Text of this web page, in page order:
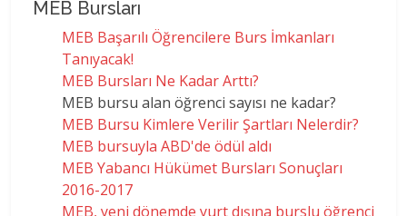
MEB Bursları
MEB Başarılı Öğrencilere Burs İmkanları
Tanıyacak!
MEB Bursları Ne Kadar Arttı?
MEB bursu alan öğrenci sayısı ne kadar?
MEB Bursu Kimlere Verilir Şartları Nelerdir?
MEB bursuyla ABD'de ödül aldı
MEB Yabancı Hükümet Bursları Sonuçları
2016-2017
MEB, yeni dönemde yurt dışına burslu öğrenci